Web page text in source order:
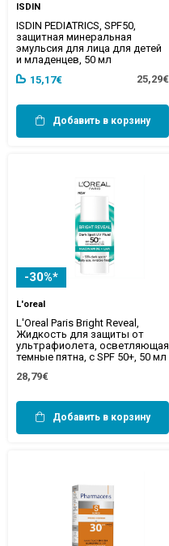
ISDIN
ISDIN PEDIATRICS, SPF50,
защитная минеральная
эмульсия для лица для детей
и младенцев, 50 мл
15,17€
25,29€
Добавить в корзину
-30%*
L'oreal
L'Oreal Paris Bright Reveal,
Жидкость для защиты от
ультрафиолета, осветляющая
темные пятна, с SPF 50+, 50 мл
28,79€
Добавить в корзину